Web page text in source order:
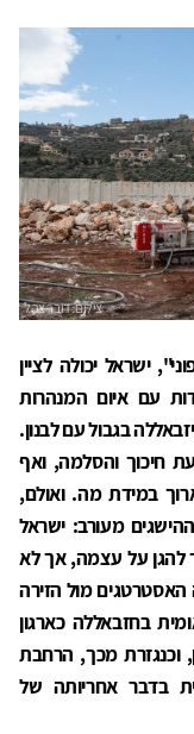
ישראל יכולה לציין
עם איום המנהרות
בגבול עם לבנון.
חיכוך והסלמה, ואף
במידת מה. ואולם,
מעורב: ישראל
להגן על עצמה, אך לא
מול הזירה
בחזבאללה כארגון
וכנגזרת מכך, הרחבת
בדבר אחריותה של